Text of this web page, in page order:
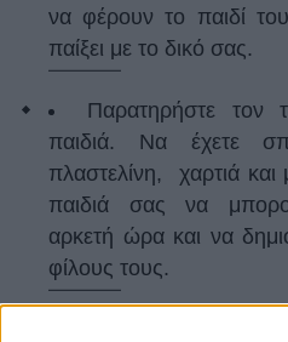
να φέρουν το παιδί
παίξει με το δικό σας.
Παρατηρήστε τον
παιδιά. Να έχετε
πλαστελίνη, χαρτιά και
παιδιά σας να
αρκετή ώρα και να
φίλους τους.
Διαβάστε τους μια